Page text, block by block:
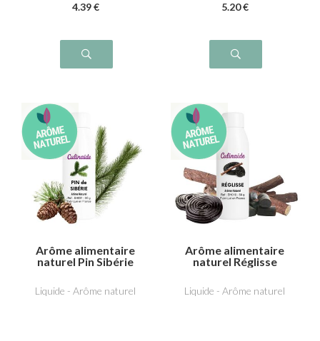
4.39 € 5.20 €
Arôme alimentaire
naturel Pin Sibérie
Liquide - Arôme naturel
Arôme alimentaire
naturel Réglisse
Liquide - Arôme naturel